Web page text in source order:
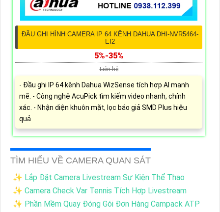
ĐẦU GHI HÌNH CAMERA IP 64 KÊNH DAHUA DHI-NVR5464-
EI2
5%-35%
Liên hệ
- Đầu ghi IP 64 kênh Dahua WizSense tích hợp AI mạnh
mẽ. - Công nghệ AcuPick tìm kiếm video nhanh, chính
xác. - Nhận diện khuôn mặt, lọc báo giả SMD Plus hiệu
quả
TÌM HIỂU VỀ CAMERA QUAN SÁT
✨ Lắp Đặt Camera Livestream Sự Kiện Thể Thao
✨ Camera Check Var Tennis Tích Hợp Livestream
✨ Phần Mềm Quay Đóng Gói Đơn Hàng Campack ATP